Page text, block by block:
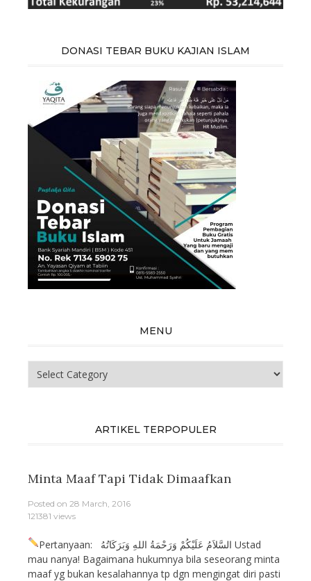
DONASI TEBAR BUKU KAJIAN ISLAM
MENU
Menu
ARTIKEL TERPOPULER
Minta Maaf Tapi Tidak Dimaafkan
Posted on 28 March, 2016
121381 views
Pertanyaan: السَّلاَمُ عَلَيْكُمْ وَرَحْمَةُ اللهِ وَبَرَكَاتُهُ Ustad
mau nanya! Bagaimana hukumnya bila seseorang minta
maaf yg bukan kesalahannya tp dgn mengingat diri pasti